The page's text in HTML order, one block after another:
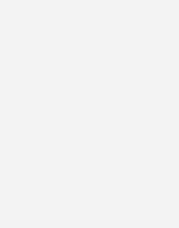
Mitteln blockiert. Es ist
für mehr
bestehenden Anlagen
Ökostromkraftwerke
werden
schon genehmigten
Prozent mehr Ökostrom im